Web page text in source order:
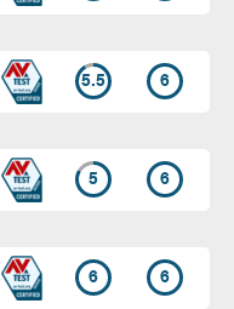
5.5 6
5 6
6 6